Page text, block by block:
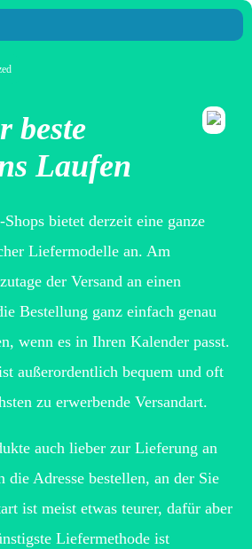
beste
Laufen
bietet derzeit eine ganze
Liefermodelle an. Am
der Versand an einen
Bestellung ganz einfach genau
wenn es in Ihren Kalender passt.
außerordentlich bequem und oft
zu erwerbende Versandart.
auch lieber zur Lieferung an
die Adresse bestellen, an der Sie
ist meist etwas teurer, dafür aber
Liefermethode ist